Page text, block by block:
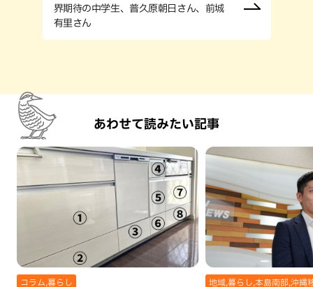
界期待の中学生、普久原朝日さん、前城
有里さん
あわせて読みたい記事
コラム,暮らし 地域,暮らし,本島南部,沖縄